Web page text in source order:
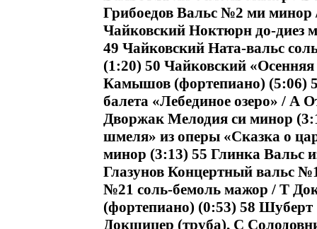
Грибоедов Вальс №2 ми
Чайковский Ноктюрн до-диез
49 Чайковский Ната-вальс
(1:20) 50 Чайковский
Камышов (фортепиано) (5:06)
балета «Лебединое озеро» / А
Дворжак Мелодия си минор
шмеля» из оперы «Сказка о
минор (3:13) 55 Глинка Вальс
Глазунов Концертный вальс
№21 соль-бемоль мажор / Т
(фортепиано) (0:53) 58
Докшицер (труба), С